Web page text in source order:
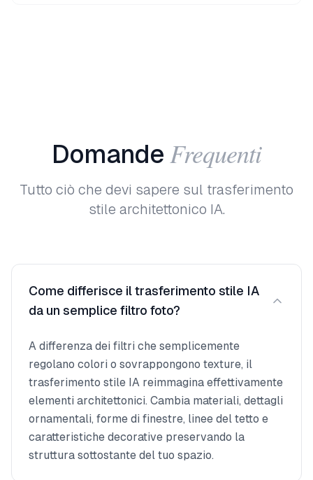
Domande Frequenti
Tutto ciò che devi sapere sul trasferimento
stile architettonico IA.
Come differisce il trasferimento stile IA
da un semplice filtro foto?
A differenza dei filtri che semplicemente
regolano colori o sovrappongono texture, il
trasferimento stile IA reimmagina effettivamente
elementi architettonici. Cambia materiali, dettagli
ornamentali, forme di finestre, linee del tetto e
caratteristiche decorative preservando la
struttura sottostante del tuo spazio.